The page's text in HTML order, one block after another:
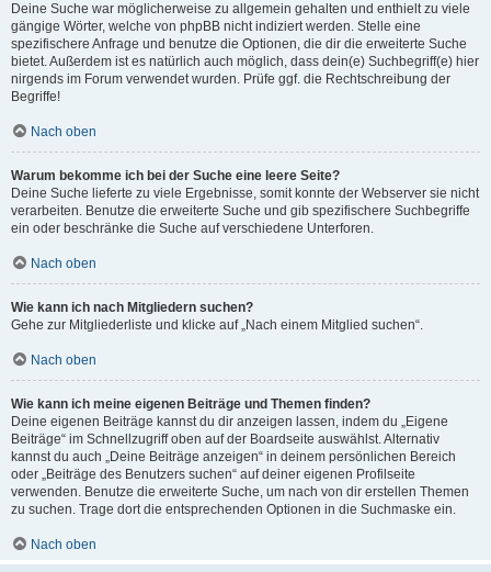
Deine Suche war möglicherweise zu allgemein gehalten und enthielt zu viele
gängige Wörter, welche von phpBB nicht indiziert werden. Stelle eine
spezifischere Anfrage und benutze die Optionen, die dir die erweiterte Suche
bietet. Außerdem ist es natürlich auch möglich, dass dein(e) Suchbegriff(e) hier
nirgends im Forum verwendet wurden. Prüfe ggf. die Rechtschreibung der
Begriffe!
Nach oben
Warum bekomme ich bei der Suche eine leere Seite?
Deine Suche lieferte zu viele Ergebnisse, somit konnte der Webserver sie nicht
verarbeiten. Benutze die erweiterte Suche und gib spezifischere Suchbegriffe
ein oder beschränke die Suche auf verschiedene Unterforen.
Nach oben
Wie kann ich nach Mitgliedern suchen?
Gehe zur Mitgliederliste und klicke auf „Nach einem Mitglied suchen“.
Nach oben
Wie kann ich meine eigenen Beiträge und Themen finden?
Deine eigenen Beiträge kannst du dir anzeigen lassen, indem du „Eigene
Beiträge“ im Schnellzugriff oben auf der Boardseite auswählst. Alternativ
kannst du auch „Deine Beiträge anzeigen“ in deinem persönlichen Bereich
oder „Beiträge des Benutzers suchen“ auf deiner eigenen Profilseite
verwenden. Benutze die erweiterte Suche, um nach von dir erstellen Themen
zu suchen. Trage dort die entsprechenden Optionen in die Suchmaske ein.
Nach oben